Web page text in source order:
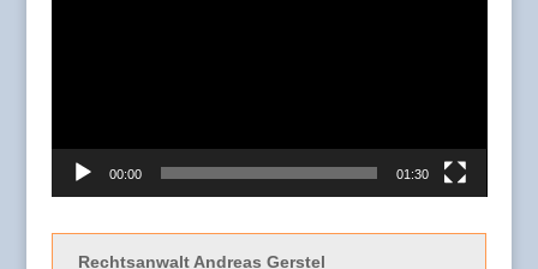
00:00 01:30
Rechtsanwalt Andreas Gerstel